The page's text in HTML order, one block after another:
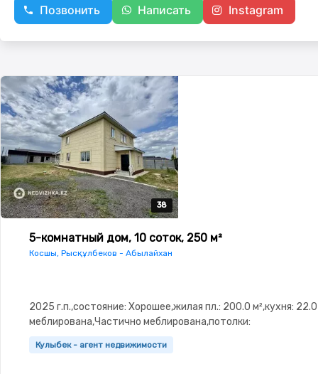
Позвонить Написать Instagram
38
38
38
38
38
5-комнатный дом, 10 соток, 250 м²
Косшы, Рысқұлбеков - Абылайхан
2025 г.п.,состояние: Хорошее,жилая пл.: 200.0 м²,кухня:
меблирована,Частично меблирована,потолки:
3.0,Сигнализация,Видеонаблюдение,Пластиковые
окна,Гараж,Сад,Веранда,Хозпостройки,Мангальная
Кулыбек - агент недвижимости